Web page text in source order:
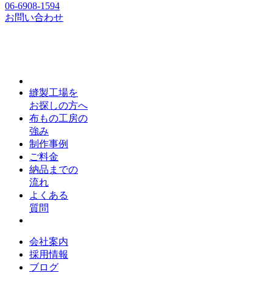
06-6908-1594
お問い合わせ
縫製工場を
お探しの方へ
布もの工房の
強み
制作事例
ご料金
納品までの
流れ
よくある
質問
会社案内
採用情報
ブログ